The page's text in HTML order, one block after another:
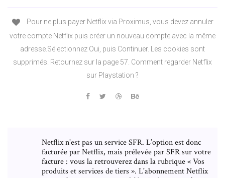
Pour ne plus payer Netflix via Proximus, vous devez annuler
votre compte Netflix puis créer un nouveau compte avec la même
adresse.Sélectionnez Oui, puis Continuer. Les cookies sont
supprimés. Retournez sur la page 57. Comment regarder Netflix
sur Playstation ?
Netflix n'est pas un service SFR. L’option est donc
facturée par Netflix, mais prélevée par SFR sur votre
facture : vous la retrouverez dans la rubrique « Vos
produits et services de tiers ». L'abonnement Netflix